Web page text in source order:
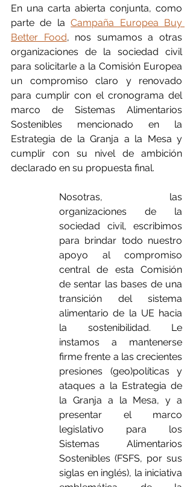
En una carta abierta conjunta, como
parte de la Campaña Europea Buy
Better Food, nos sumamos a otras
organizaciones de la sociedad civil
para solicitarle a la Comisión Europea
un compromiso claro y renovado
para cumplir con el cronograma del
marco de Sistemas Alimentarios
Sostenibles mencionado en la
Estrategia de la Granja a la Mesa y
cumplir con su nivel de ambición
declarado en su propuesta final.
Nosotras, las
organizaciones de la
sociedad civil, escribimos
para brindar todo nuestro
apoyo al compromiso
central de esta Comisión
de sentar las bases de una
transición del sistema
alimentario de la UE hacia
la sostenibilidad. Le
instamos a mantenerse
firme frente a las crecientes
presiones (geo)políticas y
ataques a la Estrategia de
la Granja a la Mesa, y a
presentar el marco
legislativo para los
Sistemas Alimentarios
Sostenibles (FSFS, por sus
siglas en inglés), la iniciativa